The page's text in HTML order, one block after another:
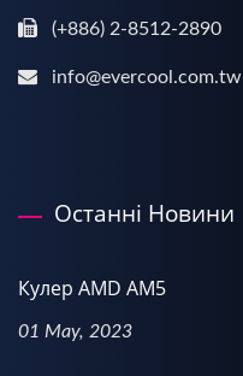
(+886) 2-8512-2890
info@evercool.com.tw
Останні Новини
Кулер AMD AM5
01 May, 2023